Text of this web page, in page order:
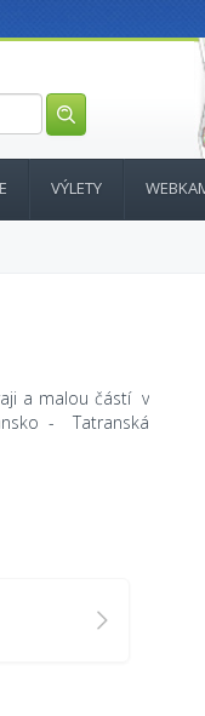
VÝLETY
a malou částí v
- Tatranská